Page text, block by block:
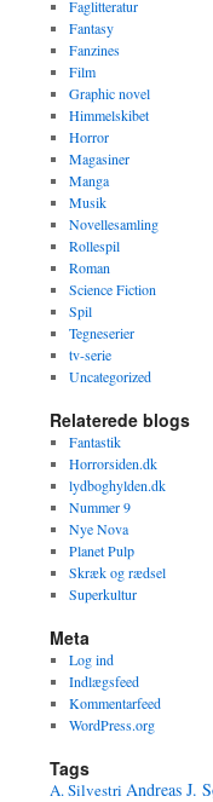
Faglitteratur
Fantasy
Fanzines
Film
Graphic novel
Himmelskibet
Horror
Magasiner
Manga
Musik
Novellesamling
Rollespil
Roman
Science Fiction
Spil
Tegneserier
tv-serie
Uncategorized
Relaterede blogs
Fantastik
Horrorsiden.dk
lydboghylden.dk
Nummer 9
Nye Nova
Planet Pulp
Skræk og rædsel
Superkultur
Meta
Log ind
Indlægsfeed
Kommentarfeed
WordPress.org
Tags
A. Silvestri Andreas J.